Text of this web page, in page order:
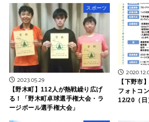
スポーツ
2023.05.29
【野木町】112人が熱戦繰り広げ
る！「野木町卓球選手権大会・ラ
ージボール選手権大会」
【下野市
フォトコ
12/20（日